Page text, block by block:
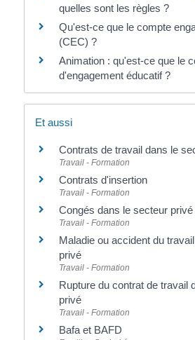
quelles sont les règles ?
Qu'est-ce que le compte
(CEC) ?
Animation : qu'est-ce que le
d'engagement éducatif ?
Et aussi
Contrats de travail dans le
Travail - Formation
Contrats d'insertion
Travail - Formation
Congés dans le secteur privé
Travail - Formation
Maladie ou accident du
privé
Travail - Formation
Rupture du contrat de travail
privé
Travail - Formation
Bafa et BAFD